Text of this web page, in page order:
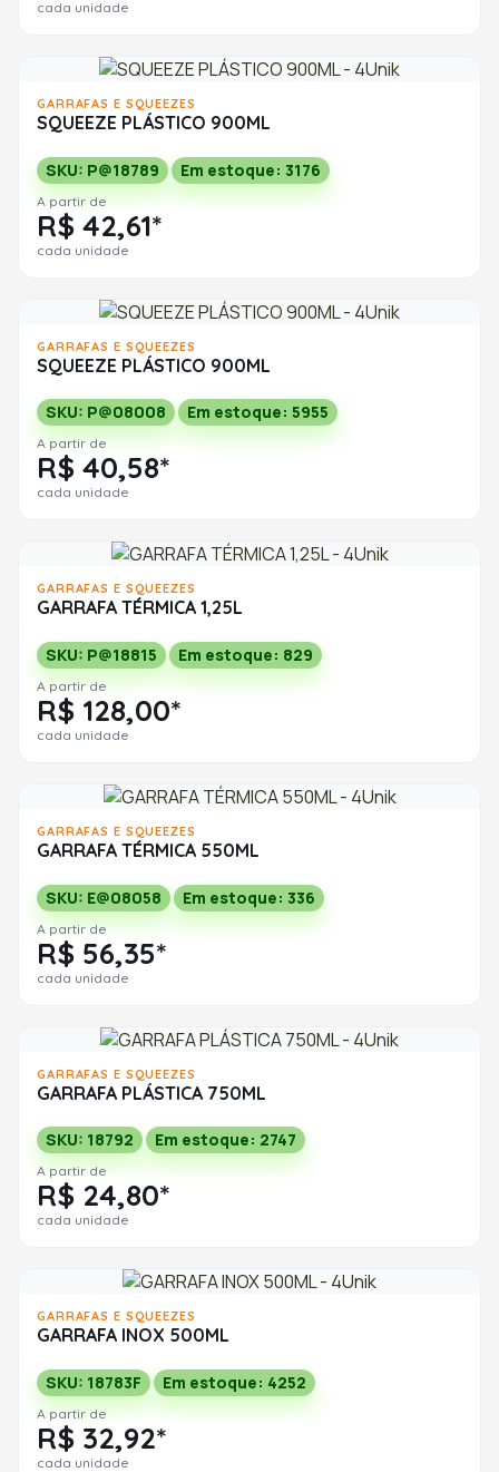
cada unidade
GARRAFAS E SQUEEZES
SQUEEZE PLÁSTICO 900ML
SKU: P@18789 Em estoque: 3176
A partir de
R$ 42,61*
cada unidade
GARRAFAS E SQUEEZES
SQUEEZE PLÁSTICO 900ML
SKU: P@08008 Em estoque: 5955
A partir de
R$ 40,58*
cada unidade
GARRAFAS E SQUEEZES
GARRAFA TÉRMICA 1,25L
SKU: P@18815 Em estoque: 829
A partir de
R$ 128,00*
cada unidade
GARRAFAS E SQUEEZES
GARRAFA TÉRMICA 550ML
SKU: E@08058 Em estoque: 336
A partir de
R$ 56,35*
cada unidade
GARRAFAS E SQUEEZES
GARRAFA PLÁSTICA 750ML
SKU: 18792 Em estoque: 2747
A partir de
R$ 24,80*
cada unidade
GARRAFAS E SQUEEZES
GARRAFA INOX 500ML
SKU: 18783F Em estoque: 4252
A partir de
R$ 32,92*
cada unidade